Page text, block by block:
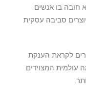
חובה בו אנשים
סביבה עסקית
לקראת הענקת
עולמית המצוידים